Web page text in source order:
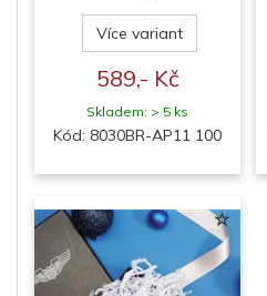
Více variant
589,- Kč
Skladem: > 5 ks
Kód: 8030BR-AP11 100